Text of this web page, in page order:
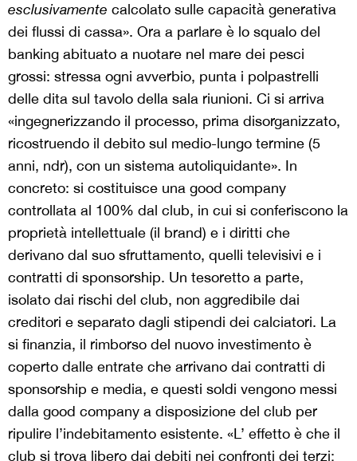
esclusivamente calcolato sulle capacità generativa
dei flussi di cassa». Ora a parlare è lo squalo del
banking abituato a nuotare nel mare dei pesci
grossi: stressa ogni avverbio, punta i polpastrelli
delle dita sul tavolo della sala riunioni. Ci si arriva
«ingegnerizzando il processo, prima disorganizzato,
ricostruendo il debito sul medio-lungo termine (5
anni, ndr), con un sistema autoliquidante». In
concreto: si costituisce una good company
controllata al 100% dal club, in cui si conferiscono la
proprietà intellettuale (il brand) e i diritti che
derivano dal suo sfruttamento, quelli televisivi e i
contratti di sponsorship. Un tesoretto a parte,
isolato dai rischi del club, non aggredibile dai
creditori e separato dagli stipendi dei calciatori. La
si finanzia, il rimborso del nuovo investimento è
coperto dalle entrate che arrivano dai contratti di
sponsorship e media, e questi soldi vengono messi
dalla good company a disposizione del club per
ripulire l’indebitamento esistente. «L’ effetto è che il
club si trova libero dai debiti nei confronti dei terzi;